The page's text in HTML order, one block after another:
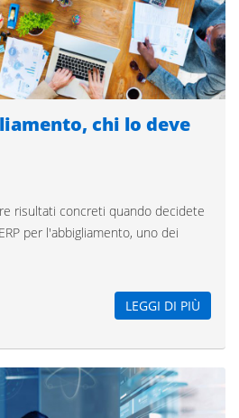
chi lo deve
risultati concreti quando decidete
per l'abbigliamento, uno dei
LEGGI DI PIÙ